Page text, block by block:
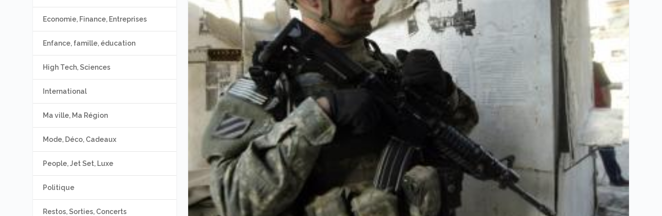
Economie, Finance, Entreprises
Enfance, famille, éducation
High Tech, Sciences
International
Ma ville, Ma Région
Mode, Déco, Cadeaux
People, Jet Set, Luxe
Politique
Restos, Sorties, Concerts